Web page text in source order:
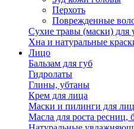
Перхоть
Поврежденные
Сухие травы (маски) для
Хна и натуральные
Лицо
Бальзам для губ
Гидролаты
Глины, убтаны
Крем для лица
Маски и пилинги для
Масла для роста ресниц,